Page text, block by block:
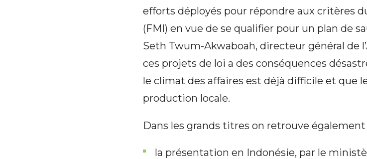
efforts déployés pour répondre aux critères
(FMI) en vue de se qualifier pour un plan de
Seth Twum-Akwaboah, directeur général de
ces projets de loi a des conséquences
le climat des affaires est déjà difficile et que
production locale.
Dans les grands titres on retrouve également
la présentation en Indonésie, par le